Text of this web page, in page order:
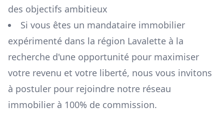
des objectifs ambitieux
Si vous êtes un mandataire immobilier
expérimenté dans la région Lavalette à la
recherche d'une opportunité pour maximiser
votre revenu et votre liberté, nous vous invitons
à postuler pour rejoindre notre réseau
immobilier à 100% de commission.